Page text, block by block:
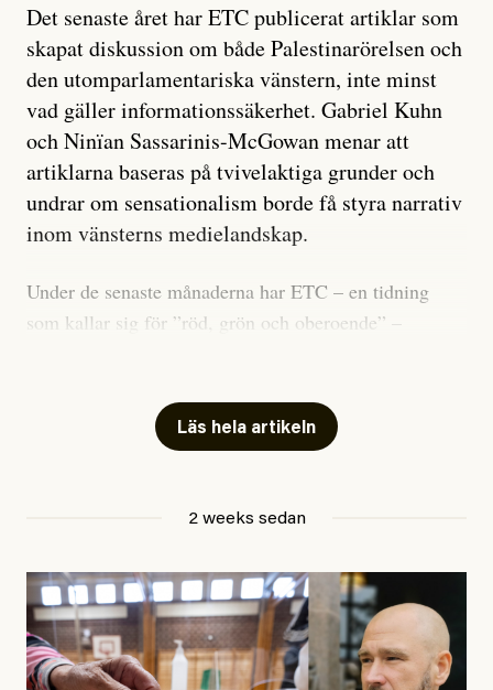
Det senaste året har ETC publicerat artiklar som
skapat diskussion om både Palestinarörelsen och
den utomparlamentariska vänstern, inte minst
vad gäller informationssäkerhet. Gabriel Kuhn
och Ninïan Sassarinis-McGowan menar att
artiklarna baseras på tvivelaktiga grunder och
undrar om sensationalism borde få styra narrativ
inom vänsterns medielandskap.
Under de senaste månaderna har ETC – en tidning
som kallar sig för ”röd, grön och oberoende” –
skriver för? Vad betyder det att vara en ”röd, grön och
oberoende” tidning? Och vad är egentligen bra
utpekas som israelisk infiltratör”. Enligt ingressen
handlar artikeln om en person vars ”bakgrund skapar
splittring och oro i rörelsen”. Problemet är att artikeln
Läs hela artikeln
2 weeks sedan